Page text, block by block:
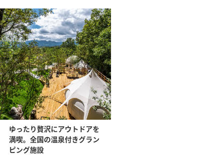
ゆったり贅沢にアウトドアを
満喫。全国の温泉付きグラン
ピング施設